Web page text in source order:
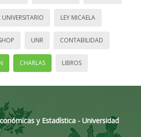
UNIVERSITARIO LEY MICAELA
UNR CONTABILIDAD
CHARLAS LIBROS
y Estadística - Universidad